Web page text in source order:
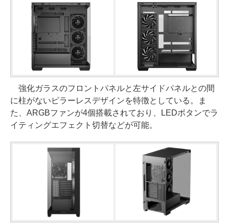
強化ガラスのフロントパネルと左サイドパネルとの間
に柱がないピラーレスデザインを特徴としている。ま
た、ARGBファンが4個搭載されており、LEDボタンでラ
イティングエフェクト切替などが可能。